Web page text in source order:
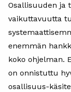
Osallisuuden ja
vaikuttavuutta
enemmän
koko ohjelman.
on onnistuttu
osallisuus-